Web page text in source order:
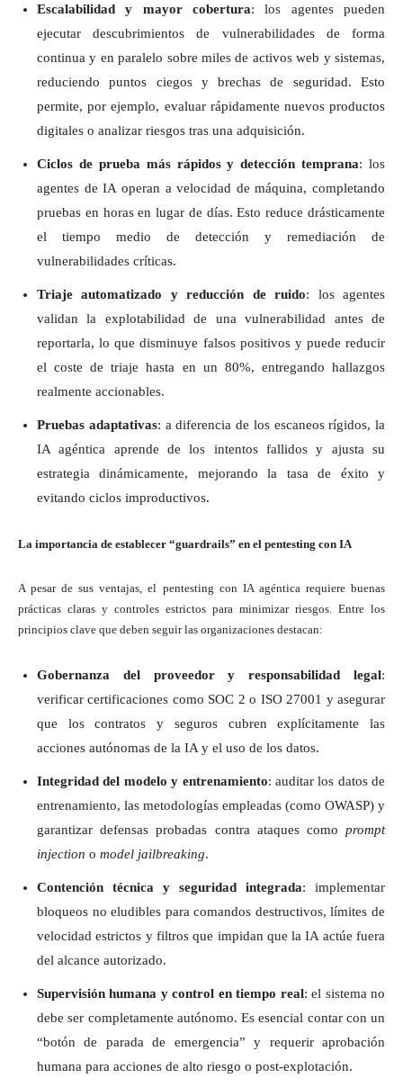
Escalabilidad y mayor cobertura: los agentes pueden
ejecutar descubrimientos de vulnerabilidades de forma
continua y en paralelo sobre miles de activos web y sistemas,
reduciendo puntos ciegos y brechas de seguridad. Esto
permite, por ejemplo, evaluar rápidamente nuevos productos
digitales o analizar riesgos tras una adquisición.
Ciclos de prueba más rápidos y detección temprana: los
agentes de IA operan a velocidad de máquina, completando
pruebas en horas en lugar de días. Esto reduce drásticamente
el tiempo medio de detección y remediación de
vulnerabilidades críticas.
Triaje automatizado y reducción de ruido: los agentes
validan la explotabilidad de una vulnerabilidad antes de
reportarla, lo que disminuye falsos positivos y puede reducir
el coste de triaje hasta en un 80%, entregando hallazgos
realmente accionables.
Pruebas adaptativas: a diferencia de los escaneos rígidos, la
IA agéntica aprende de los intentos fallidos y ajusta su
estrategia dinámicamente, mejorando la tasa de éxito y
evitando ciclos improductivos.
La importancia de establecer “guardrails” en el pentesting con IA
A pesar de sus ventajas, el pentesting con IA agéntica requiere buenas
prácticas claras y controles estrictos para minimizar riesgos. Entre los
principios clave que deben seguir las organizaciones destacan:
Gobernanza del proveedor y responsabilidad legal:
verificar certificaciones como SOC 2 o ISO 27001 y asegurar
que los contratos y seguros cubren explícitamente las
acciones autónomas de la IA y el uso de los datos.
Integridad del modelo y entrenamiento: auditar los datos de
entrenamiento, las metodologías empleadas (como OWASP) y
garantizar defensas probadas contra ataques como prompt
injection o model jailbreaking.
Contención técnica y seguridad integrada: implementar
bloqueos no eludibles para comandos destructivos, límites de
velocidad estrictos y filtros que impidan que la IA actúe fuera
del alcance autorizado.
Supervisión humana y control en tiempo real: el sistema no
debe ser completamente autónomo. Es esencial contar con un
“botón de parada de emergencia” y requerir aprobación
humana para acciones de alto riesgo o post-explotación.